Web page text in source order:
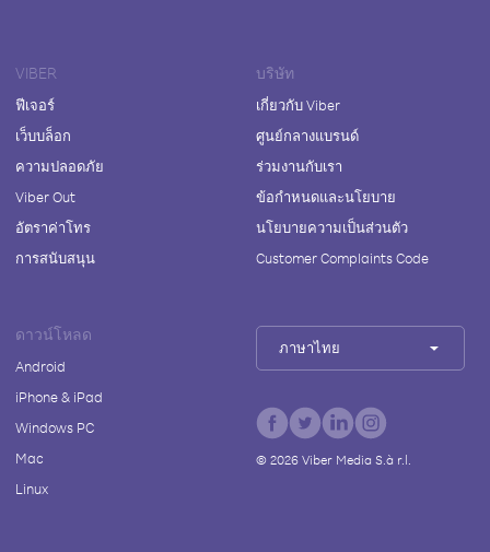
VIBER
ฟีเจอร์
เว็บบล็อก
ความปลอดภัย
Viber Out
อัตราค่าโทร
การสนับสนุน
บริษัท
เกี่ยวกับ Viber
ศูนย์กลางแบรนด์
ร่วมงานกับเรา
ข้อกำหนดและนโยบาย
นโยบายความเป็นส่วนตัว
Customer Complaints Code
ดาวน์โหลด
Android
iPhone & iPad
Windows PC
Mac
Linux
ภาษาไทย
© 2026Viber Media S.à r.l.